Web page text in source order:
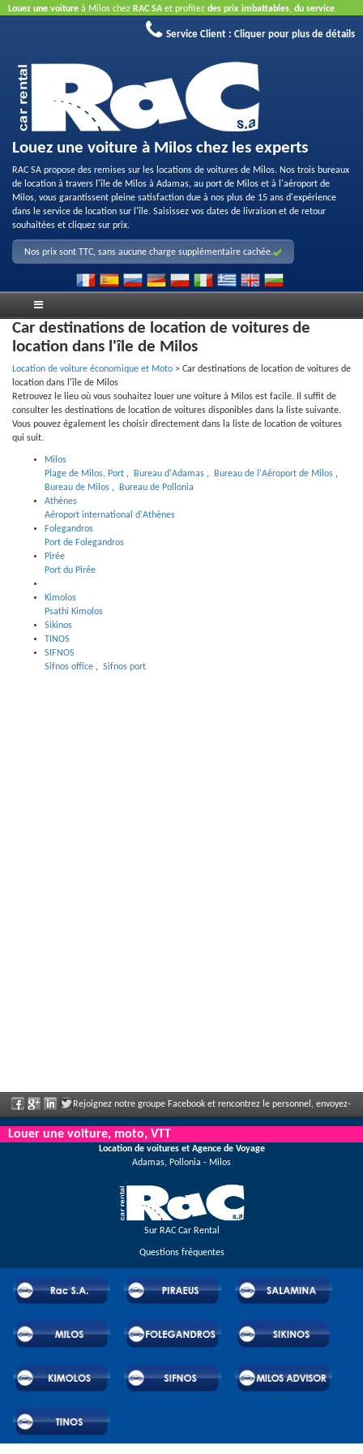
Louez une voiture à Milos chez RAC SA et profitez des prix imbattables, du service
de la bonne qualité des véhicules loués
La carte de crédit n'est pas nécessaire.
Service Client : Cliquer pour plus de détails
Louez une voiture à Milos chez les experts
RAC SA propose des remises sur les locations de voitures de Milos. Nos trois bureaux
de location à travers l'île de Milos à Adamas, au port de Milos et à l'aéroport de
Milos, vous garantissent pleine satisfaction due à nos plus de 15 ans d'expérience
dans le service de location sur l'île. Saisissez vos dates de livraison et de retour
souhaitées et cliquez sur prix.
Nos prix sont TTC, sans aucune charge supplémentaire cachée.
Car destinations de location de voitures de
location dans l'île de Milos
Location de voiture économique et Moto > Car destinations de location de voitures de
location dans l'île de Milos
Retrouvez le lieu où vous souhaitez louer une voiture à Milos est facile. Il suffit de
consulter les destinations de location de voitures disponibles dans la liste suivante.
Vous pouvez également les choisir directement dans la liste de location de voitures
qui suit.
Milos
Plage de Milos, Port , Bureau d'Adamas , Bureau de l'Aéroport de Milos ,
Bureau de Milos ,
Bureau de Pollonia
Athènes
Aéroport international d'Athènes
Folegandros
Port de Folegandros
Pirée
Port du Pirée
Kimolos
Psathi Kimolos
Sikinos
TINOS
SIFNOS
Sifnos office , Sifnos port
Rejoignez notre groupe Facebook et rencontrez le personnel, envoyez-
nous votre commentaire et profitez de nos incroyables remises et offres qui
Louer une voiture, moto, VTT
Location de voitures et Agence de Voyage
Adamas, Pollonia - Milos
Sur RAC Car Rental
Questions fréquentes